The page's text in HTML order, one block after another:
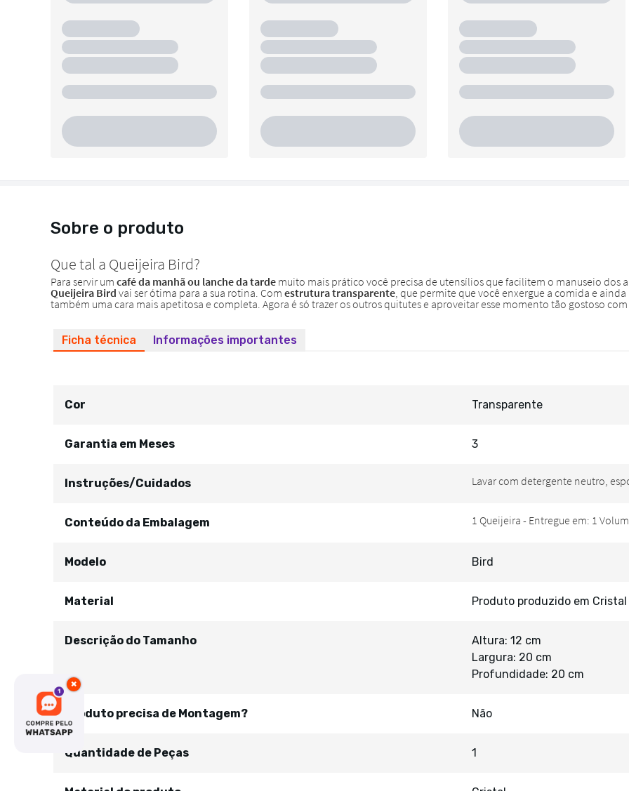
Sobre o produto
Ficha técnica Informações importantes
Cor Transparente
Garantia em Meses 3
Instruções/Cuidados
Conteúdo da Embalagem
Modelo Bird
Material Produto produzido em
Descrição do Tamanho
Altura: 12 cm
Largura: 20 cm
Profundidade: 20 cm
Produto precisa de Montagem? Não
Quantidade de Peças 1
×